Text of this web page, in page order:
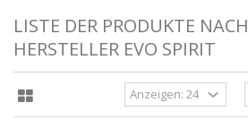
LISTE DER PRODUKTE NACH
HERSTELLER EVO SPIRIT